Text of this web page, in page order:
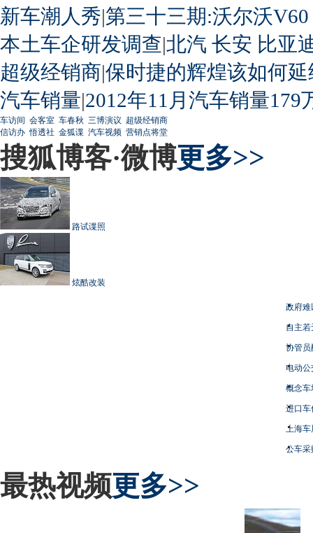
新车潮人秀|第三十三期:沃尔沃
本土车企研发调查|北汽 长安 比亚
超级经销商|保时捷的辉煌该如何延
汽车销量|2012年11月汽车销量179
车访间 会客室 车春秋 三博演议 超级经销商
信访办 悟透社 金狐谍 汽车视频 营销点将堂
搜狐博客·微博更多>>
路试谍照
炫酷改装
政府难
自主
协管员
电动
概念车
进口车
上海
公车采
最热视频更多>>